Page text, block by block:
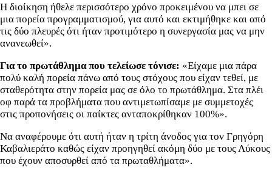
Η διοίκηση ήθελε περισσότερο χρόνο προκειμένου να μπει σε
μια πορεία προγραμματισμού, για αυτό και εκτιμήθηκε και από
τις δύο πλευρές ότι ήταν προτιμότερο η συνεργασία μας να μην
ανανεωθεί».
Για το πρωτάθλημα που τελείωσε τόνισε: «Είχαμε μια πάρα
πολύ καλή πορεία πάνω από τους στόχους που είχαν τεθεί, με
σταθερότητα στην πορεία μας σε όλο το πρωτάθλημα. Στα πλέι
οφ παρά τα προβλήματα που αντιμετωπίσαμε με συμμετοχές
στις προπονήσεις οι παίκτες ανταποκρίθηκαν 100%».
Να αναφέρουμε ότι αυτή ήταν η τρίτη άνοδος για τον Γρηγόρη
Καβαλιεράτο καθώς είχαν προηγηθεί ακόμη δύο με τους Λύκους
που έχουν αποσυρθεί από τα πρωταθλήματα».